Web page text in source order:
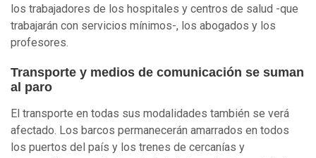
los trabajadores de los hospitales y centros de salud -que
trabajarán con servicios mínimos-, los abogados y los
profesores.
Transporte y medios de comunicación se suman
al paro
El transporte en todas sus modalidades también se verá
afectado. Los barcos permanecerán amarrados en todos
los puertos del país y los trenes de cercanías y